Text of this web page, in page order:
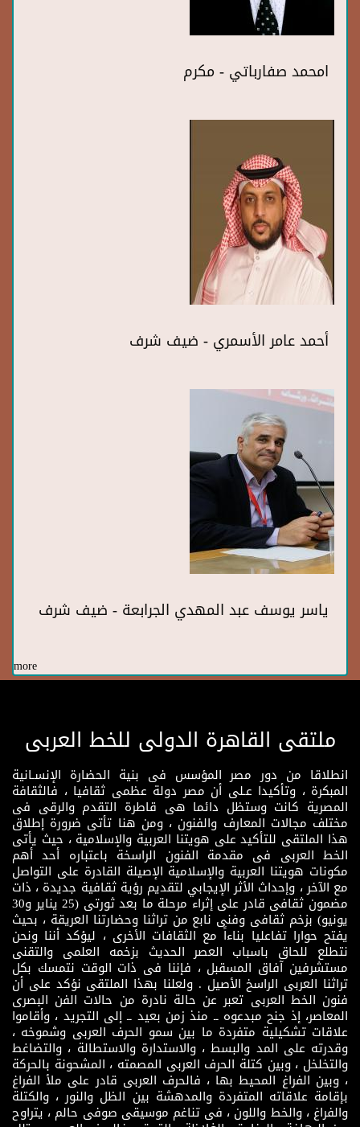
امحمد صفارباتي - مكرم
أحمد عامر الأسمري - ضيف شرف
ياسر يوسف عبد المهدي الجرابعة - ضيف شرف
more
ملتقى القاهرة الدولى للخط العربى
انطلاقا من دور مصر المؤسس فى بنية الحضارة الإنسـانية
المبكرة ، وتأكيدا عـلى أن مصر دولة عظمى ثقافيا ، فالثقافة
المصرية كانت وستظل دائما هى قاطرة التقدم والرقى فى
مختلف مجالات المعارف والفنون ، ومن هنا تأتى ضرورة إطلاق
هذا الملتقى للتأكيد على هويتنا العربية والإسلامية ، حيث يأتى
الخط العربى فى مقدمة الفنون الراسخة باعتباره أحد أهم
مكونات هويتنا العربية والإسلامية الإصيلة القادرة على التواصل
مع الآخر ، وإحداث الأثر الإيجابي لتقديم رؤية ثقافية جديدة ، ذات
مضمون ثقافى قادر على إثراء مرحلة ما بعد ثورتى (25 يناير و30
يونيو) بزخم ثقافى وفنى نابع من تراثنا وحضارتنا العريقة ، بحيث
يفتح حوارا تفاعليا بناءاً مع الثقافات الأخرى ، ليؤكد أننا ونحن
نتطلع للحاق باسباب العصر الحديث بزخمه العلمى والتقنى
مستشرفين آفاق المسقبل ، فإننا فى ذات الوقت نتمسك بكل
تراثنا العربى الراسخ الأصيل . ولعلنا بهذا الملتقى نؤكد على أن
فنون الخط العربى تعبر عن حالة نادرة من حالات الفن البصرى
المعاصر، إذ جنح مبدعوه ــ منذ زمن بعيد ــ إلى التجريد ، وأقاموا
علاقات تشكيلية متفردة ما بين سمو الحرف العربى وشموخه ،
وقدرته على المد والبسط ، والاستدارة والاستطالة ، والتضاغط
والتخلخل ، وبين كتلة الحرف العربى المصمته ، المشحونة بالحركة
، وبين الفراغ المحيط بها ، فالحرف العربى قادر على ملأ الفراغ
بإقامة علاقاته المتفردة والمدهشة بين الظل والنور ، والكتلة
والفراغ ، والخط واللون ، فى تناغم موسيقى صوفى حالم ، يتراوح